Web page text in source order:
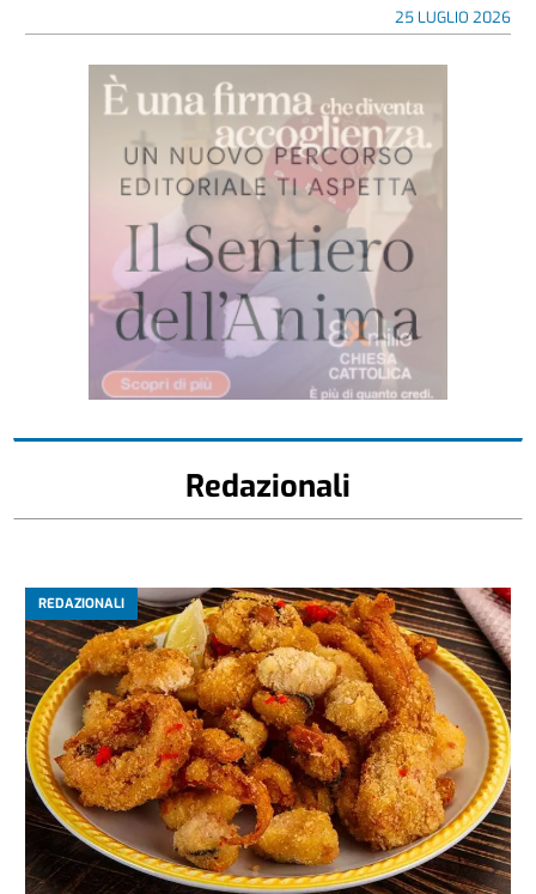
25 LUGLIO 2026
Redazionali
REDAZIONALI